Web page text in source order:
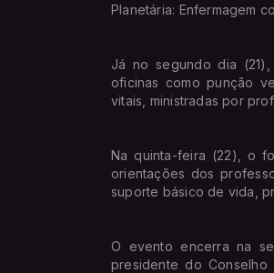
Planetária: Enfermagem
Já no segundo dia
oficinas como punção
vitais, ministradas por
Na quinta-feira (22), o
orientações dos
suporte básico de vida,
O evento encerra na
presidente do Conselho